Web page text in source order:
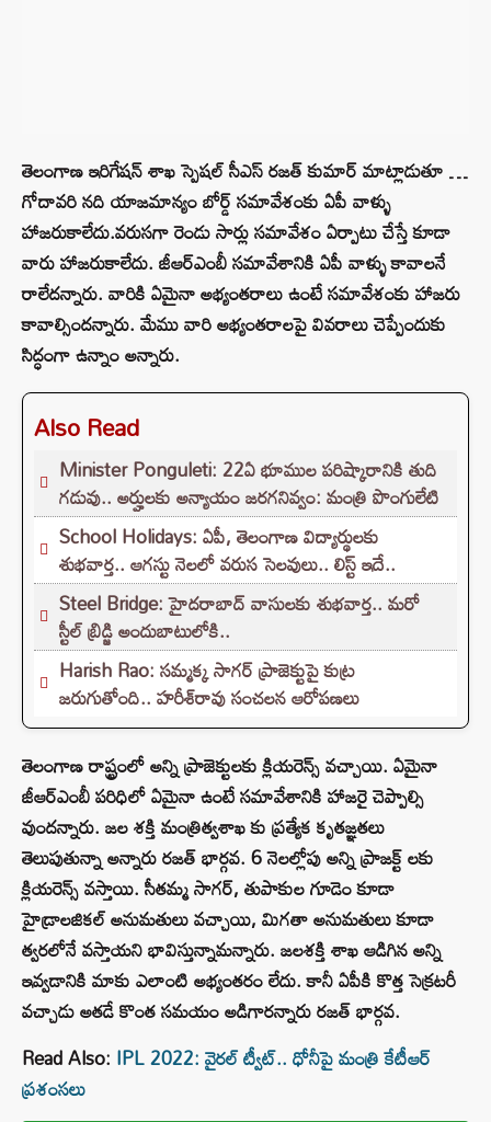
తెలంగాణ ఇరిగేషన్ శాఖ స్పెషల్ సీఎస్ రజత్ కుమార్ మాట్లాడుతూ …
గోదావరి నది యాజమాన్యం బోర్డ్ సమావేశంకు ఏపీ వాళ్ళు
హాజరుకాలేదు.వరుసగా రెండు సార్లు సమావేశం ఏర్పాటు చేస్తే కూడా
వారు హాజరుకాలేదు. జీఆర్ఎంబీ సమావేశానికి ఏపీ వాళ్ళు కావాలనే
రాలేదన్నారు. వారికి ఏమైనా అభ్యంతరాలు ఉంటే సమావేశంకు హాజరు
కావాల్సిందన్నారు. మేము వారి అభ్యంతరాలపై వివరాలు చెప్పేందుకు
సిద్ధంగా ఉన్నాం అన్నారు.
Also Read
Minister Ponguleti: 22ఏ భూముల పరిష్కారానికి తుది
గడువు.. అర్హులకు అన్యాయం జరగనివ్వం: మంత్రి పొంగులేటి
School Holidays: ఏపీ, తెలంగాణ విద్యార్థులకు
శుభవార్త.. ఆగస్టు నెలలో వరుస సెలవులు.. లిస్ట్ ఇదే..
Steel Bridge: హైదరాబాద్ వాసులకు శుభవార్త.. మరో
స్టీల్ బ్రిడ్జి అందుబాటులోకి..
Harish Rao: సమ్మక్క సాగర్ ప్రాజెక్టుపై కుట్ర
జరుగుతోంది.. హరీశ్‌రావు సంచలన ఆరోపణలు
తెలంగాణ రాష్ట్రంలో అన్ని ప్రాజెక్టులకు క్లియరెన్స్ వచ్చాయి. ఏమైనా
జీఆర్ఎంబీ పరిధిలో ఏమైనా ఉంటే సమావేశానికి హాజరై చెప్పాల్సి
వుందన్నారు. జల శక్తి మంత్రిత్వశాఖ కు ప్రత్యేక కృతజ్ఞతలు
తెలుపుతున్నా అన్నారు రజత్ భార్గవ. 6 నెలల్లోపు అన్ని ప్రాజక్ట్ లకు
క్లియరెన్స్ వస్తాయి. సీతమ్మ సాగర్, తుపాకుల గూడెం కూడా
హైడ్రాలజికల్ అనుమతులు వచ్చాయి, మిగతా అనుమతులు కూడా
త్వరలోనే వస్తాయని భావిస్తున్నామన్నారు. జలశక్తి శాఖ ఆడిగిన అన్ని
ఇవ్వడానికి మాకు ఎలాంటి అభ్యంతరం లేదు. కానీ ఏపీకి కొత్త సెక్రటరీ
వచ్చాడు అతడే కొంత సమయం అడిగారన్నారు రజత్ భార్గవ.
Read Also: IPL 2022: వైరల్ ట్వీట్.. ధోనీపై మంత్రి కేటీఆర్
ప్రశంసలు